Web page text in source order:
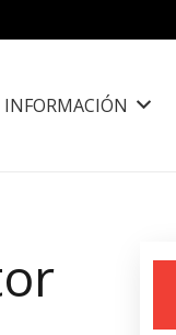
INFORMACIÓN